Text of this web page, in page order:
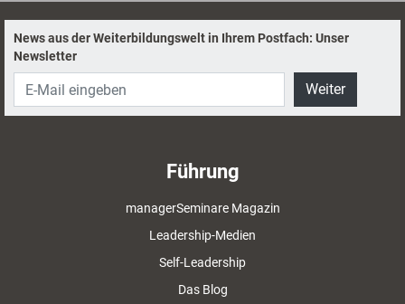
News aus der Weiterbildungswelt in Ihrem Postfach: Unser
Newsletter
Weiter
Führung
managerSeminare Magazin
Leadership-Medien
Self-Leadership
Das Blog